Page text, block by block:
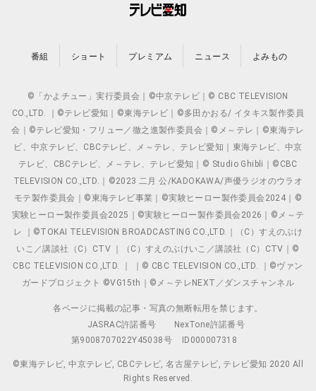
番組 ショート プレミアム ニュース よみもの
©「かよチュー」実行委員会｜©中京テレビ｜© CBC TELEVISION
CO.,LTD. ｜©テレビ愛知｜©東海テレビ｜©多田かおる/ イタキス製作委員
会｜©テレビ愛知・フリュー／徹之進製作委員会｜©メ～テレ｜©東海テレ
ビ、中京テレビ、CBCテレビ、メ～テレ、テレビ愛知｜東海テレビ、中京
テレビ、CBCテレビ、メ～テレ、テレビ愛知｜© Studio Ghibli｜©CBC
TELEVISION CO.,LTD.｜©2023 二月 公/KADOKAWA/声優ラジオのウラオ
モテ製作委員会｜©東海テレビ事業｜©実験ヒーロー製作委員会2024｜©
実験ヒーロー製作委員会2025｜©実験ヒーロー製作委員会2026｜©メ～テ
レ ｜©TOKAI TELEVISION BROADCASTING CO.,LTD.｜（C）すえのぶけ
いこ／講談社（C）CTV ｜（C）すえのぶけいこ／講談社（C）CTV｜©
CBC TELEVISION CO.,LTD. ｜ ｜© CBC TELEVISION CO.,LTD. ｜©ヴァン
ガードプロジェクト ©VG15th｜©メ～テレNEXT／ダンスチャンネル
各ページに掲載の記事・写真の無断転用を禁じます。
JASRAC許諾番号
NexTone許諾番号
第9008707022Y45038号
ID000007318
©東海テレビ, 中京テレビ, CBCテレビ, 名古屋テレビ, テレビ愛知 2020 All
Rights Reserved.